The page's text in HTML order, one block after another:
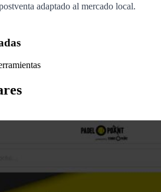
adaptado al mercado local.